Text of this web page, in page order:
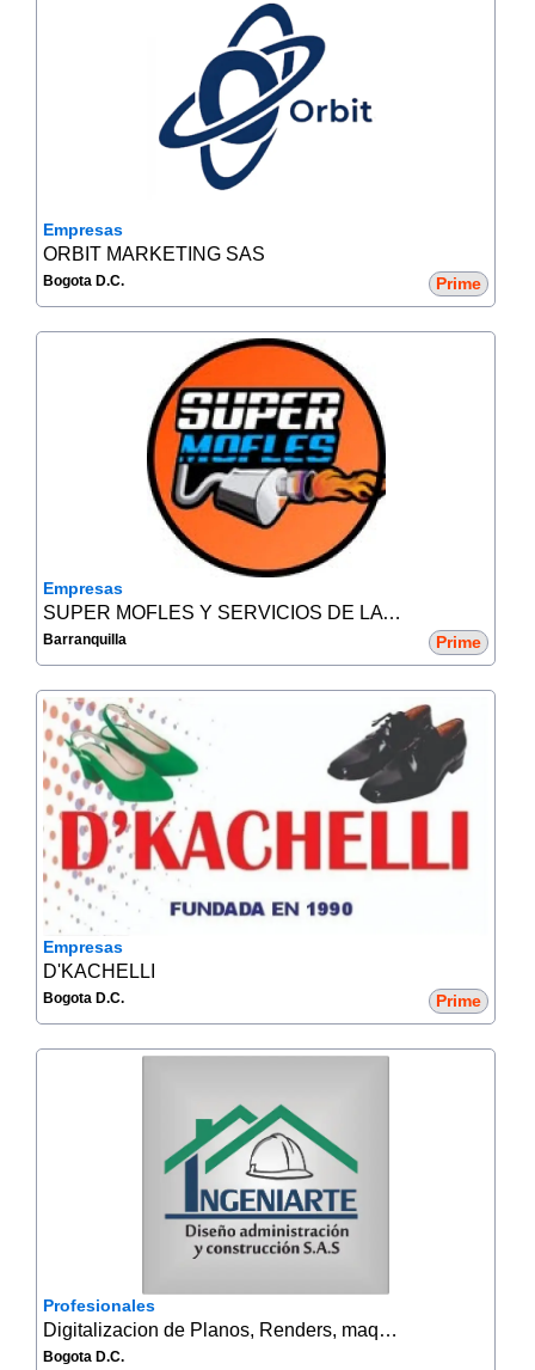
Empresas
ORBIT MARKETING SAS
Bogota D.C. Prime
Empresas
SUPER MOFLES Y SERVICIOS DE LA COSTA
Barranquilla Prime
Empresas
D'KACHELLI
Bogota D.C. Prime
Profesionales
Digitalizacion de Planos, Renders, maquetas
Bogota D.C.